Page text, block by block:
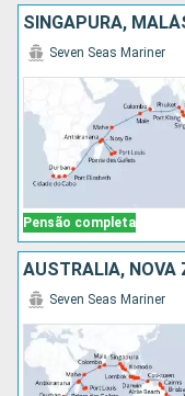
Pensão completa
Seven Seas Mariner
Seven Seas Mariner